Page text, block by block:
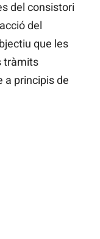
del consistori
del
que les
tràmits
a principis de